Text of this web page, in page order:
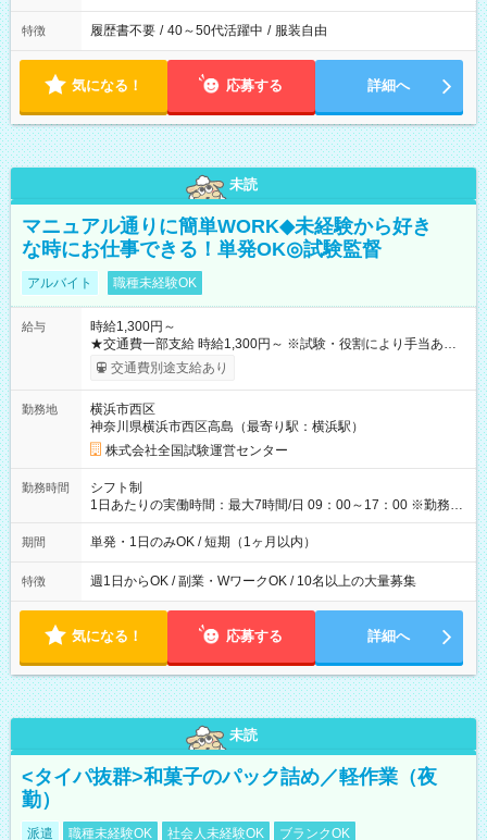
特徴 履歴書不要 / 40～50代活躍中 / 服装自由
気になる！ 応募する 詳細へ
未読
マニュアル通りに簡単WORK◆未経験から好き
な時にお仕事できる！単発OK◎試験監督
アルバイト 職種未経験OK
給与
時給1,300円～
★交通費一部支給 時給1,300円～ ※試験・役割により手当あり
※勤務回数により昇給あり 【即給（前払い）オプションあ
り！】 希望される場合、勤務から1週間ほどで給与の一部を受け
例】 ・河合塾模擬試験 8:30～17:30（休憩1時間） 時給1,300円
×8時間＝日収10,400円＋交通費 ※当日の役割により時給＋100
円の場合あり ・国家試験 7:00～13:30（休憩なし） 時給1,300
円（役割手当＋100円）×6時間＝日収8,400円＋交通費 【試用期
間】試用期間なし
交通費別途支給あり
勤務地
横浜市西区
神奈川県横浜市西区高島（最寄り駅：横浜駅）
株式会社全国試験運営センター
勤務時間
シフト制
1日あたりの実働時間：最大7時間/日 09：00～17：00 ※勤務時
間は 試験により異なります。
期間 単発・1日のみOK / 短期（1ヶ月以内）
特徴 週1日からOK / 副業・WワークOK / 10名以上の大量募集
気になる！ 応募する 詳細へ
未読
<タイパ抜群>和菓子のパック詰め／軽作業（夜
勤）
派遣 職種未経験OK 社会人未経験OK
ブランクOK